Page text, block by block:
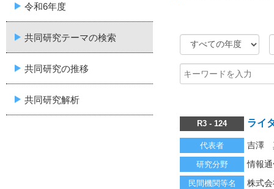
令和6年度
共同研究テーマの検索
共同研究の推移
共同研究解析
R3 - 124 ライ
代表者 吉澤
研究分野 情報
民間機関等名 株式